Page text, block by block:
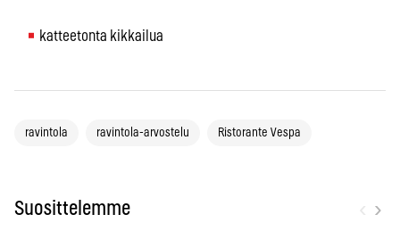
katteetonta kikkailua
ravintola ravintola-arvostelu Ristorante Vespa
Suosittelemme ›